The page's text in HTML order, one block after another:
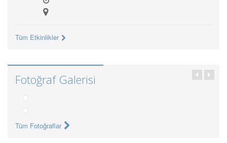
Tüm Etkinlikler
Fotoğraf Galerisi
Tüm Fotoğraflar